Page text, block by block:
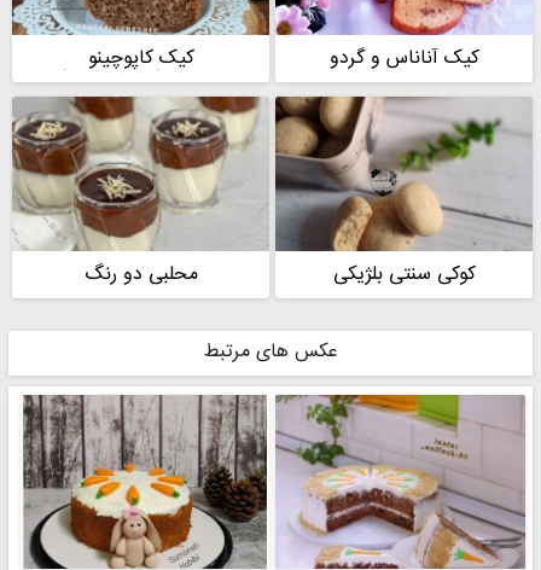
کیک آناناس و گردو کیک کاپوچینو
شکلاتی(کاپوچاکلت )
کوکی سنتی بلژیکی محلبی دو رنگ
عکس های مرتبط